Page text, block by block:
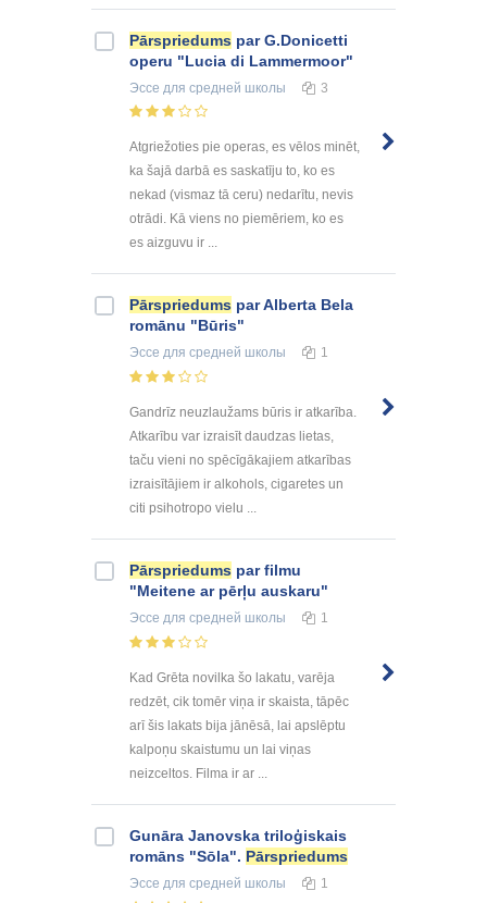
Pārspriedums par G.Donicetti
operu "Lucia di Lammermoor"
Эссе для средней школы 3
Atgriežoties pie operas, es vēlos minēt,
ka šajā darbā es saskatīju to, ko es
nekad (vismaz tā ceru) nedarītu, nevis
otrādi. Kā viens no piemēriem, ko es
es aizguvu ir ...
Pārspriedums par Alberta Bela
romānu "Būris"
Эссе для средней школы 1
Gandrīz neuzlaužams būris ir atkarība.
Atkarību var izraisīt daudzas lietas,
taču vieni no spēcīgākajiem atkarības
izraisītājiem ir alkohols, cigaretes un
citi psihotropo vielu ...
Pārspriedums par filmu
"Meitene ar pērļu auskaru"
Эссе для средней школы 1
Kad Grēta novilka šo lakatu, varēja
redzēt, cik tomēr viņa ir skaista, tāpēc
arī šis lakats bija jānēsā, lai apslēptu
kalpoņu skaistumu un lai viņas
neizceltos. Filma ir ar ...
Gunāra Janovska triloģiskais
romāns "Sōla". Pārspriedums
Эссе для средней школы 1